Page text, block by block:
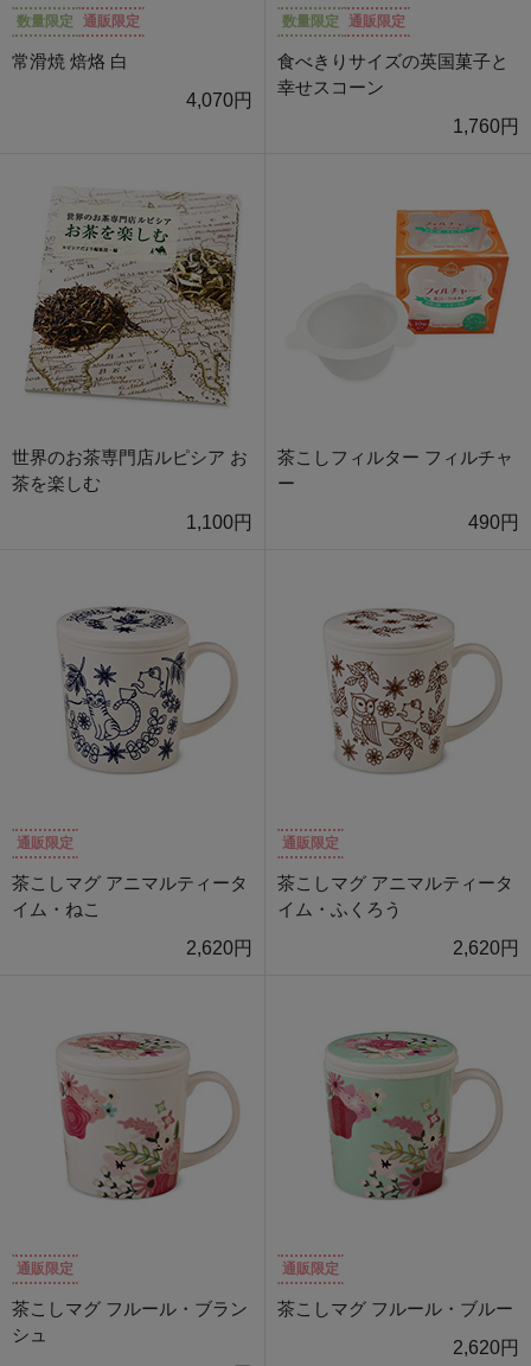
数量限定 通販限定
常滑焼 焙烙 白
4,070円
数量限定 通販限定
食べきりサイズの英国菓子と
幸せスコーン
1,760円
世界のお茶専門店ルピシア お
茶を楽しむ
1,100円
茶こしフィルター フィルチャ
ー
490円
通販限定
茶こしマグ アニマルティータ
イム・ねこ
2,620円
通販限定
茶こしマグ アニマルティータ
イム・ふくろう
2,620円
通販限定
茶こしマグ フルール・ブラン
シュ
通販限定
茶こしマグ フルール・ブルー
2,620円